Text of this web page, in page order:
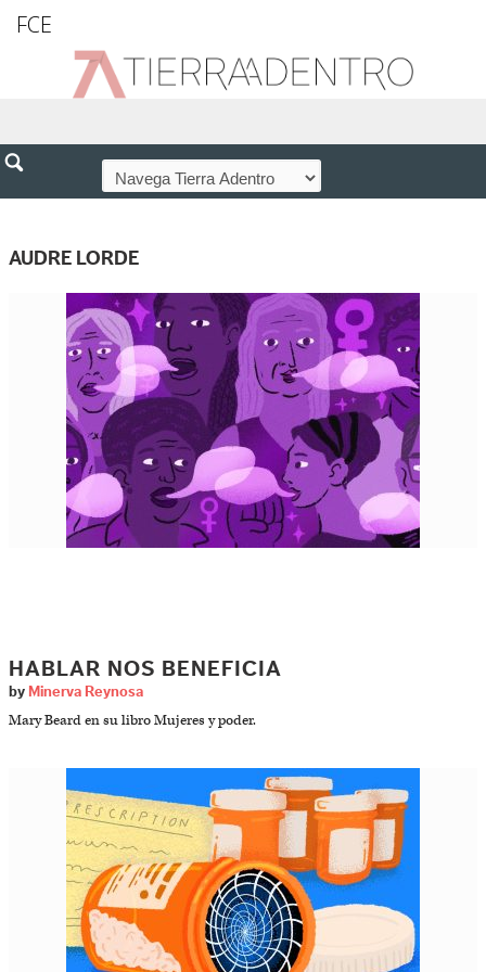
FCE
AUDRE LORDE
HABLAR NOS BENEFICIA
by Minerva Reynosa
Mary Beard en su libro Mujeres y poder.